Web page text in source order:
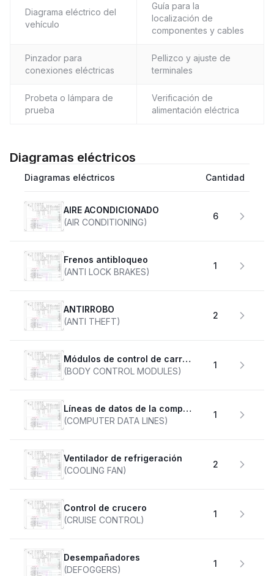
Diagrama eléctrico del
vehículo
Guía para la
localización de
componentes y cables
Pinzador para
conexiones eléctricas
Pellizco y ajuste de
terminales
Probeta o lámpara de
prueba
Verificación de
alimentación eléctrica
Diagramas eléctricos
Diagramas eléctricos Cantidad
AIRE ACONDICIONADO
(AIR CONDITIONING)
6
Frenos antibloqueo
(ANTI LOCK BRAKES)
1
ANTIRROBO
(ANTI THEFT)
2
Módulos de control de carrocería
(BODY CONTROL MODULES)
1
Líneas de datos de la computadora
(COMPUTER DATA LINES)
1
Ventilador de refrigeración
(COOLING FAN)
2
Control de crucero
(CRUISE CONTROL)
1
desempañadores
(DEFOGGERS)
1